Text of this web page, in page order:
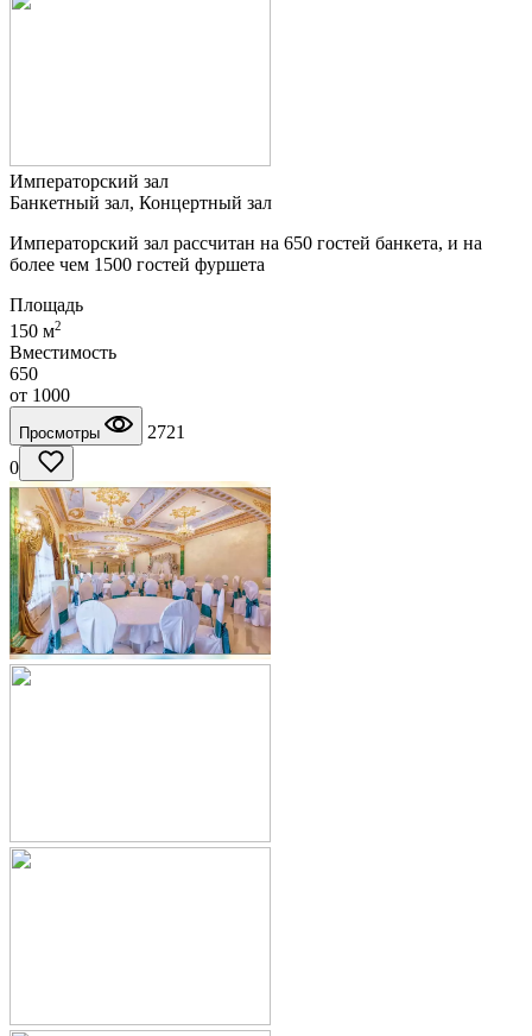
Императорский зал
Банкетный зал, Концертный зал
Императорский зал рассчитан на 650 гостей банкета, и на
более чем 1500 гостей фуршета
Площадь
150 м2
Вместимость
650
от 1000
Просмотры
2721
0